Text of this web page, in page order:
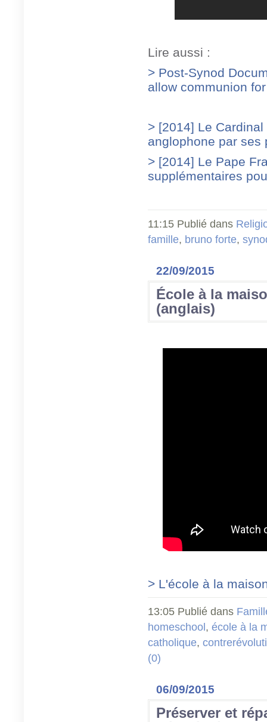
Lire aussi :
> Post-Synod
allow communion
> [2014] Le
anglophone par ses
> [2014] Le Pape
supplémentaires
11:15 Publié dans
famille, bruno forte,
22/09/2015
École à la
(anglais)
> L'école à la
13:05 Publié dans
homeschool, école à la
catholique,
(0)
06/09/2015
Préserver et